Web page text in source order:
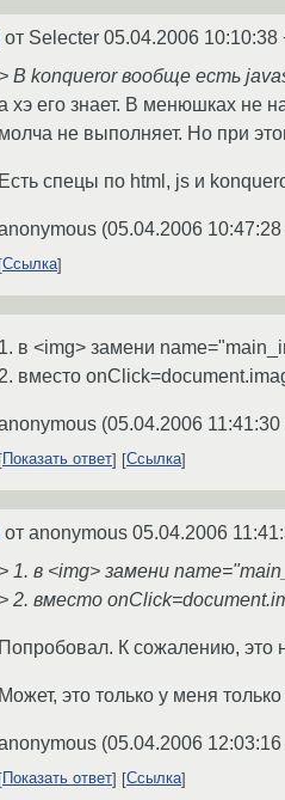
от Selecter 05.04.2006 10:10:38
> В konqueror вообще есть
хэ его знает. В менюшках не
молча не выполняет. Но при
Есть спецы по html, js и
(05.04.2006
Ссылка
1. в <img> замени
2. вместо
(05.04.2006 11:41:30
Показать ответ Ссылка
от anonymous 05.04.2006
> 1. в <img> замени
> 2. вместо
Попробовал. К сожалению, это
Может, это только у меня
(05.04.2006
Показать ответ Ссылка